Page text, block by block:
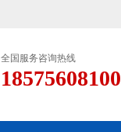
18575608100
全国服务咨询热线